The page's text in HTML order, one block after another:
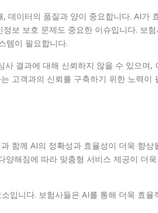
데이터의 품질과 양이 중요합니다. AI가
보 보호 문제도 중요한 이슈입니다. 보험
템이 필요합니다.
결과에 대해 신뢰하지 않을 수 있으며,
고객과의 신뢰를 구축하기 위한 노력이
함께 AI의 정확성과 효율성이 더욱 향상
해짐에 따라 맞춤형 서비스 제공이 더
입니다. 보험사들은 AI를 통해 더욱 효율